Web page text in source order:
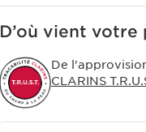
D’où vient votre
De
CLARINS